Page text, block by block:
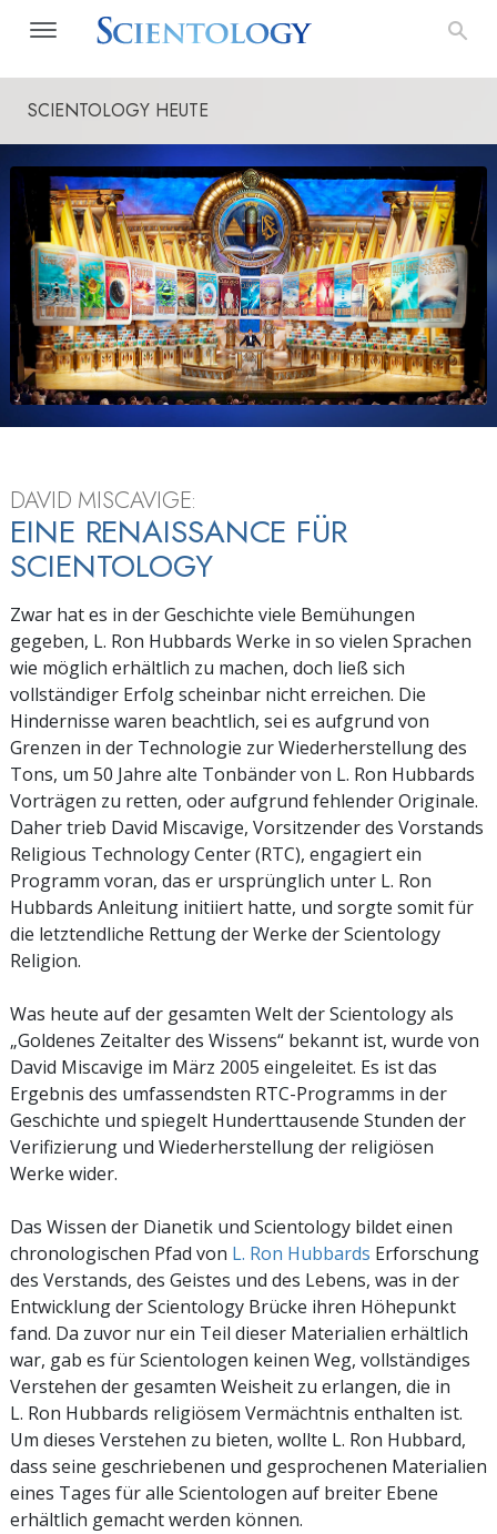
SCIENTOLOGY HEUTE
DAVID MISCAVIGE:
EINE RENAISSANCE FÜR
SCIENTOLOGY
Zwar hat es in der Geschichte viele Bemühungen
gegeben, L. Ron Hubbards Werke in so vielen Sprachen
wie möglich erhältlich zu machen, doch ließ sich
vollständiger Erfolg scheinbar nicht erreichen. Die
Hindernisse waren beachtlich, sei es aufgrund von
Grenzen in der Technologie zur Wiederherstellung des
Tons, um 50 Jahre alte Tonbänder von L. Ron Hubbards
Vorträgen zu retten, oder aufgrund fehlender Originale.
Daher trieb David Miscavige, Vorsitzender des Vorstands
Religious Technology Center (RTC), engagiert ein
Programm voran, das er ursprünglich unter L. Ron
Hubbards Anleitung initiiert hatte, und sorgte somit für
die letztendliche Rettung der Werke der Scientology
Religion.
Was heute auf der gesamten Welt der Scientology als
„Goldenes Zeitalter des Wissens“ bekannt ist, wurde von
David Miscavige im März 2005 eingeleitet. Es ist das
Ergebnis des umfassendsten RTC-Programms in der
Geschichte und spiegelt Hunderttausende Stunden der
Verifizierung und Wiederherstellung der religiösen
Werke wider.
Das Wissen der Dianetik und Scientology bildet einen
chronologischen Pfad von L. Ron Hubbards Erforschung
des Verstands, des Geistes und des Lebens, was in der
Entwicklung der Scientology Brücke ihren Höhepunkt
fand. Da zuvor nur ein Teil dieser Materialien erhältlich
war, gab es für Scientologen keinen Weg, vollständiges
Verstehen der gesamten Weisheit zu erlangen, die in
L. Ron Hubbards religiösem Vermächtnis enthalten ist.
Um dieses Verstehen zu bieten, wollte L. Ron Hubbard,
dass seine geschriebenen und gesprochenen Materialien
eines Tages für alle Scientologen auf breiter Ebene
erhältlich gemacht werden können.